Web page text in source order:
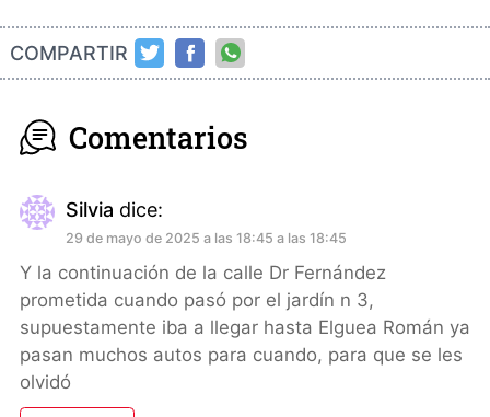
COMPARTIR
Comentarios
Silvia dice:
29 de mayo de 2025 a las 18:45 a las 18:45
Y la continuación de la calle Dr Fernández
prometida cuando pasó por el jardín n 3,
supuestamente iba a llegar hasta Elguea Román ya
pasan muchos autos para cuando, para que se les
olvidó